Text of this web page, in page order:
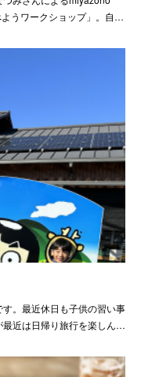
うワークショップ」。自…
。最近休日も子供の習い事
最近は日帰り旅行を楽しん…